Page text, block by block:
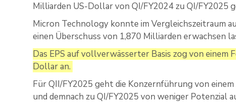
Milliarden US-Dollar von QI/FY2024 zu QI/FY2025
Micron Technology konnte im Vergleichszeitraum
einen Überschuss von 1,870 Milliarden erwachsen
Das EPS auf vollverwässerter Basis zog von
Dollar an.
Für QII/FY2025 geht die Konzernführung von
und demnach zu QI/FY2025 von weniger Potenzial